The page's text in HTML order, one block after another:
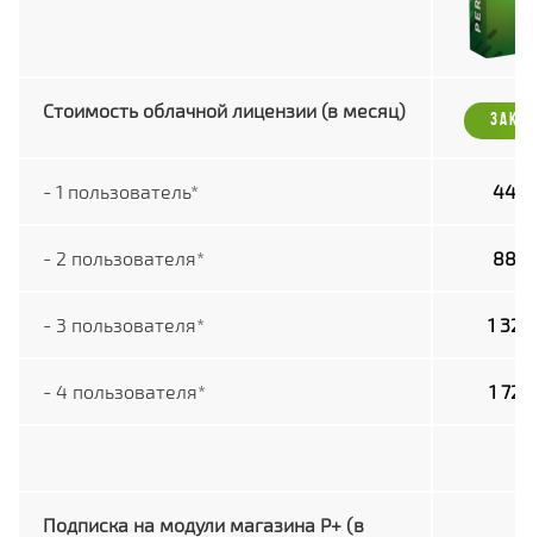
Стоимость облачной лицензии (в месяц)
- 1 пользователь* 440
- 2 пользователя* 880
- 3 пользователя* 1
- 4 пользователя* 1
Подписка на модули магазина P+ (в